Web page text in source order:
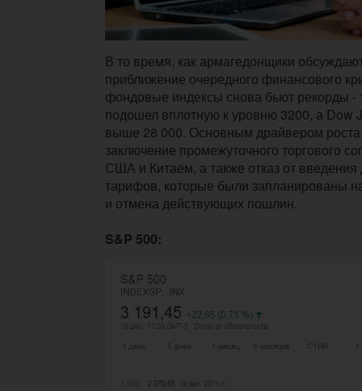
В то время, как армагедонщики
приближение очередного финансового
фондовые индексы снова бьют рекорды -
подошел вплотную к уровню 3200, а Dow
выше 28 000. Основным драйвером
заключение промежуточного торгового
США и Китаем, а также отказ от
тарифов, которые были запланированы
и отмена действующих пошлин.
S&P 500: